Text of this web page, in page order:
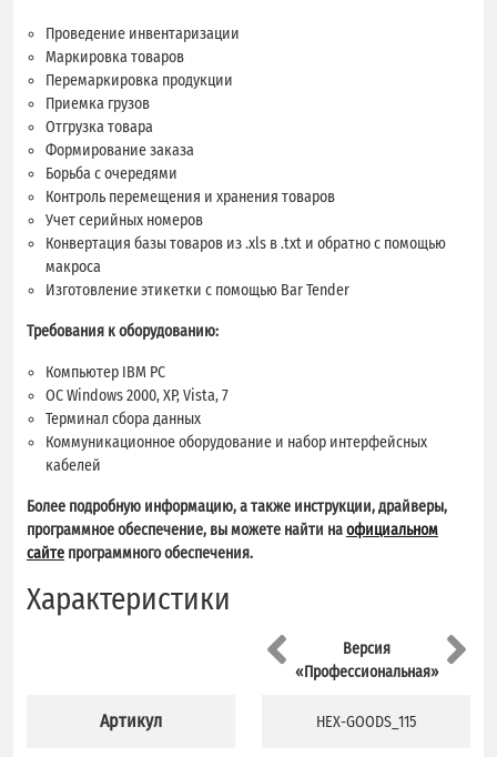
Проведение инвентаризации
Маркировка товаров
Перемаркировка продукции
Приемка грузов
Отгрузка товара
Формирование заказа
Борьба с очередями
Контроль перемещения и хранения товаров
Учет серийных номеров
Конвертация базы товаров из .xls в .txt и обратно с помощью
макроса
Изготовление этикетки с помощью Bar Tender
Требования к оборудованию:
Компьютер IBM PC
ОС Windows 2000, XP, Vista, 7
Терминал сбора данных
Коммуникационное оборудование и набор интерфейсных
кабелей
Более подробную информацию, а также инструкции, драйверы,
программное обеспечение, вы можете найти наофициальном
сайте программного обеспечения.
Характеристики
Артикул
Версия
«Профессиональная»
HEX-GOODS_115